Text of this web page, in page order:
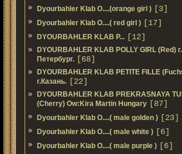
Dyourbahler Klab O....(orange girl ) [3]
Dyourbahler Klab O....( red girl ) [17]
DYOURBAHLER KLAB P... [12]
DYOURBAHLER KLAB POLLY GIRL (Red)
Петербург. [68]
DYOURBAHLER KLAB PETITE FILLE
г.Казань. [22]
DYOURBAHLER KLAB PREKRASNAYA
(Cherry) Ow:Kira Martin Hungary [87]
Dyourbahler Klab O....( male golden ) [23]
Dyourbahler Klab O....( male white ) [6]
Dyourbahler Klab O....( male purple ) [6]